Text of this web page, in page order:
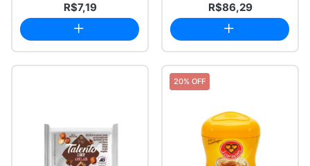
R$7,19 R$86,29
20% OFF